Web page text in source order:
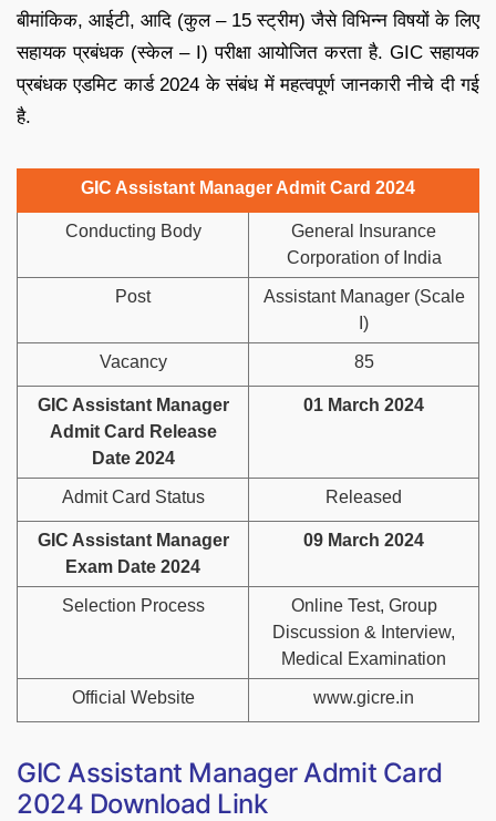
बीमांकिक, आईटी, आदि (कुल – 15 स्ट्रीम) जैसे विभिन्न विषयों के लिए
सहायक प्रबंधक (स्केल – I) परीक्षा आयोजित करता है. GIC सहायक
प्रबंधक एडमिट कार्ड 2024 के संबंध में महत्वपूर्ण जानकारी नीचे दी गई
है.
GIC Assistant Manager Admit Card 2024
Conducting Body
General Insurance
Corporation of India
Post
Assistant Manager (Scale
I)
Vacancy 85
GIC Assistant Manager
Admit Card Release
Date 2024
01 March 2024
Admit Card Status Released
GIC Assistant Manager
Exam Date 2024
09 March 2024
Selection Process
Online Test, Group
Discussion & Interview,
Medical Examination
Official Website www.gicre.in
GIC Assistant Manager Admit Card
2024 Download Link